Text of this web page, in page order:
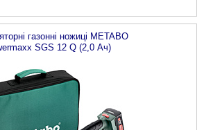
газонні ножиці METABO
SGS 12 Q (2,0 Ач)